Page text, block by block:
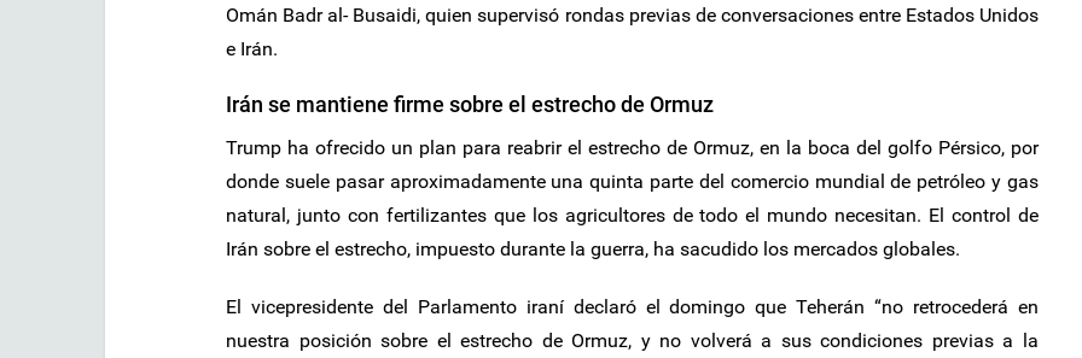
Omán Badr al- Busaidi, quien supervisó rondas previas de conversaciones entre Estados Unidos
e Irán.
Irán se mantiene firme sobre el estrecho de Ormuz
Trump ha ofrecido un plan para reabrir el estrecho de Ormuz, en la boca del golfo Pérsico, por
donde suele pasar aproximadamente una quinta parte del comercio mundial de petróleo y gas
natural, junto con fertilizantes que los agricultores de todo el mundo necesitan. El control de
Irán sobre el estrecho, impuesto durante la guerra, ha sacudido los mercados globales.
El vicepresidente del Parlamento iraní declaró el domingo que Teherán “no retrocederá en
nuestra posición sobre el estrecho de Ormuz, y no volverá a sus condiciones previas a la